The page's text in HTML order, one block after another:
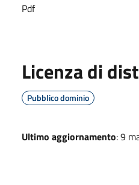
Pdf
Licenza di
Pubblico dominio
Ultimo aggiornamento: 9